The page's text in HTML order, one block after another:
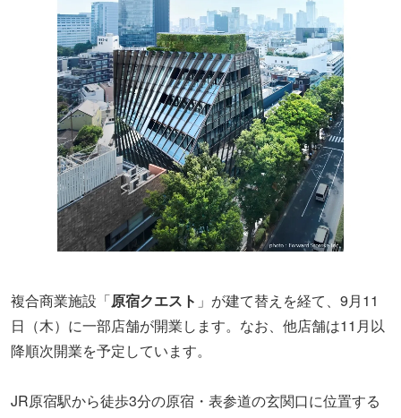
複合商業施設「原宿クエスト 」が建て替えを経て、9月11
日（木）に一部店舗が開業します。なお、他店舗は11月以
降順次開業を予定しています。
JR原宿駅から徒歩3分の原宿・表参道の玄関口に位置する